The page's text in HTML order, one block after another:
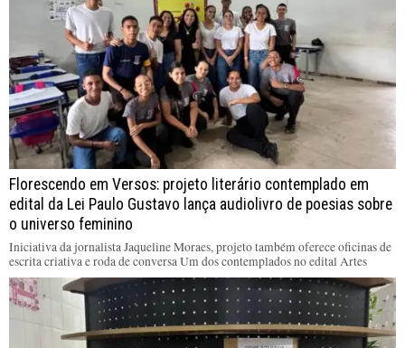
Florescendo em Versos: projeto literário contemplado em
edital da Lei Paulo Gustavo lança audiolivro de poesias sobre
o universo feminino
Iniciativa da jornalista Jaqueline Moraes, projeto também oferece oficinas de
escrita criativa e roda de conversa Um dos contemplados no edital Artes